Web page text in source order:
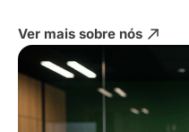
Ver mais sobre nós